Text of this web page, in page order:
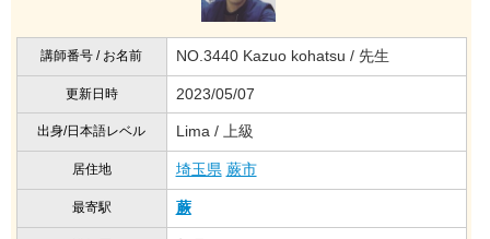
講師番号 / お名前 NO.3440 Kazuo kohatsu / 先生
更新日時 2023/05/07
出身/日本語レベル Lima / 上級
居住地 埼玉県 蕨市
最寄駅 蕨